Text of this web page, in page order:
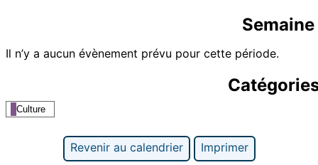
Il n’y a aucun évènement prévu pour cette période.
Culture
Revenir au calendrier Imprimer